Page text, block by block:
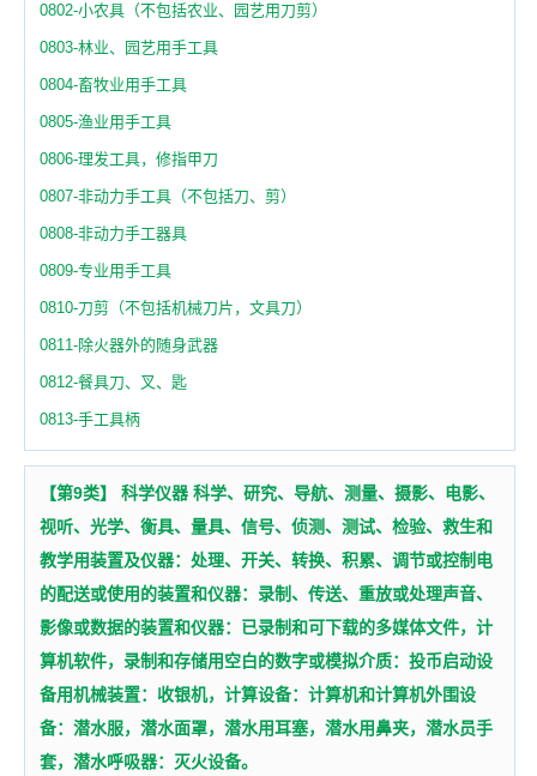
0802-小农具（不包括农业、园艺用刀剪）
0803-林业、园艺用手工具
0804-畜牧业用手工具
0805-渔业用手工具
0806-理发工具，修指甲刀
0807-非动力手工具（不包括刀、剪）
0808-非动力手工器具
0809-专业用手工具
0810-刀剪（不包括机械刀片，文具刀）
0811-除火器外的随身武器
0812-餐具刀、叉、匙
0813-手工具柄
【第9类】 科学仪器 科学、研究、导航、测量、摄影、电影、
视听、光学、衡具、量具、信号、侦测、测试、检验、救生和
教学用装置及仪器：处理、开关、转换、积累、调节或控制电
的配送或使用的装置和仪器：录制、传送、重放或处理声音、
影像或数据的装置和仪器：已录制和可下载的多媒体文件，计
算机软件，录制和存储用空白的数字或模拟介质：投币启动设
备用机械装置：收银机，计算设备：计算机和计算机外围设
备：潜水服，潜水面罩，潜水用耳塞，潜水用鼻夹，潜水员手
套，潜水呼吸器：灭火设备。